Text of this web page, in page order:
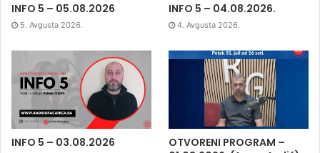
INFO 5 – 05.08.2026
5. Avgusta 2026.
INFO 5 – 04.08.2026.
4. Avgusta 2026.
INFO 5 – 03.08.2026
OTVORENI PROGRAM –